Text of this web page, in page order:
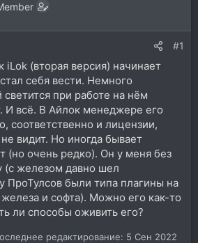
#1
(вторая версия) начинает
себя вести. Немного
при работе на нём
И всё. В Айлок менеджере его
соответственно и лицензии,
видит. Но иногда бывает
(но очень редко). Он у меня без
(с железом давно шел
ПроТулсов были типа плагины на
и софта). Можно его как-то
ли способы оживить его?
редактирование: 5 Сен 2022